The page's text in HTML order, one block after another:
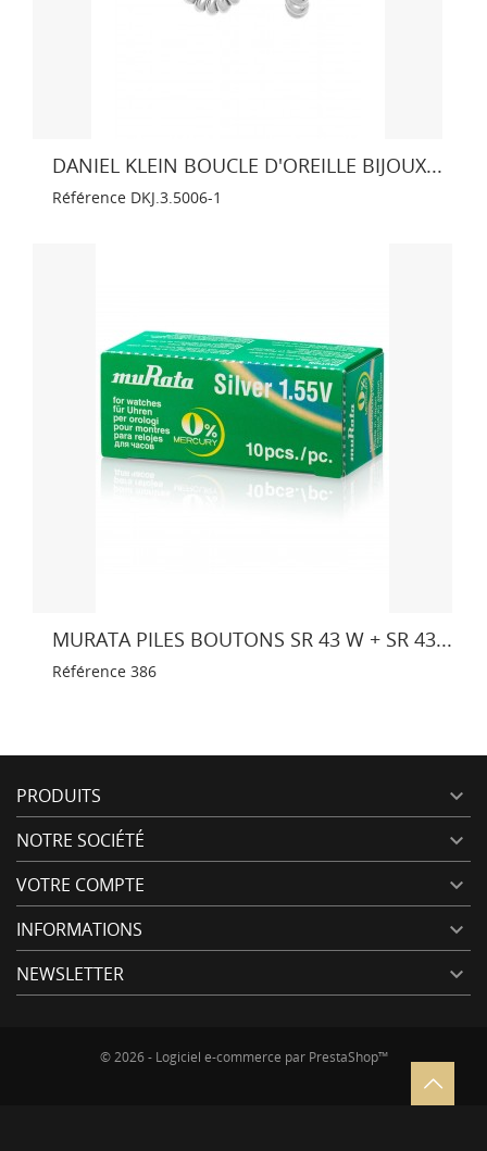
DANIEL KLEIN BOUCLE D'OREILLE BIJOUX...
Référence DKJ.3.5006-1
MURATA PILES BOUTONS SR 43 W + SR 43...
Référence 386
PRODUITS 
NOTRE SOCIÉTÉ 
VOTRE COMPTE 
INFORMATIONS 
NEWSLETTER 
© 2026 - Logiciel e-commerce par PrestaShop™